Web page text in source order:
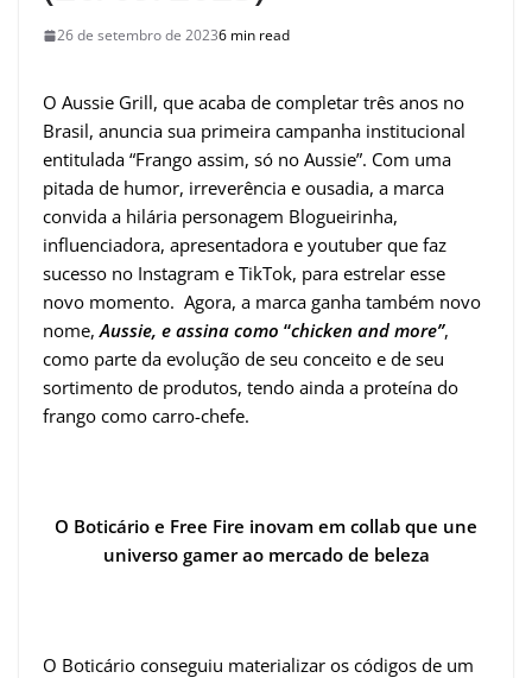
26 de setembro de 20236 min read
O Aussie Grill, que acaba de completar três anos no
Brasil, anuncia sua primeira campanha institucional
entitulada “Frango assim, só no Aussie”. Com uma
pitada de humor, irreverência e ousadia, a marca
convida a hilária personagem Blogueirinha,
influenciadora, apresentadora e youtuber que faz
sucesso no Instagram e TikTok, para estrelar esse
novo momento. Agora, a marca ganha também novo
nome,Aussie, e assina como “chicken and more”,
como parte da evolução de seu conceito e de seu
sortimento de produtos, tendo ainda a proteína do
frango como carro-chefe.
O Boticário e Free Fire inovam em collab que une
universo gamer ao mercado de beleza
O Boticário conseguiu materializar os códigos de um